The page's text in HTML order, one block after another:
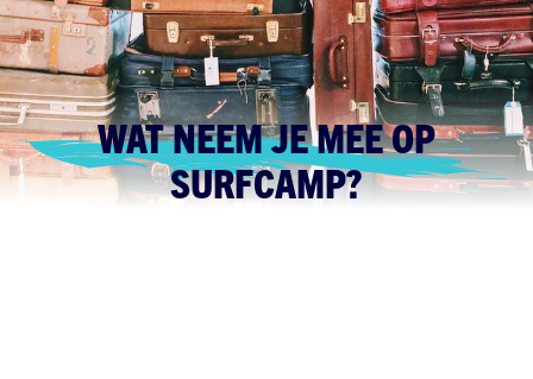
WAT NEEM JE MEE OP
SURFCAMP?